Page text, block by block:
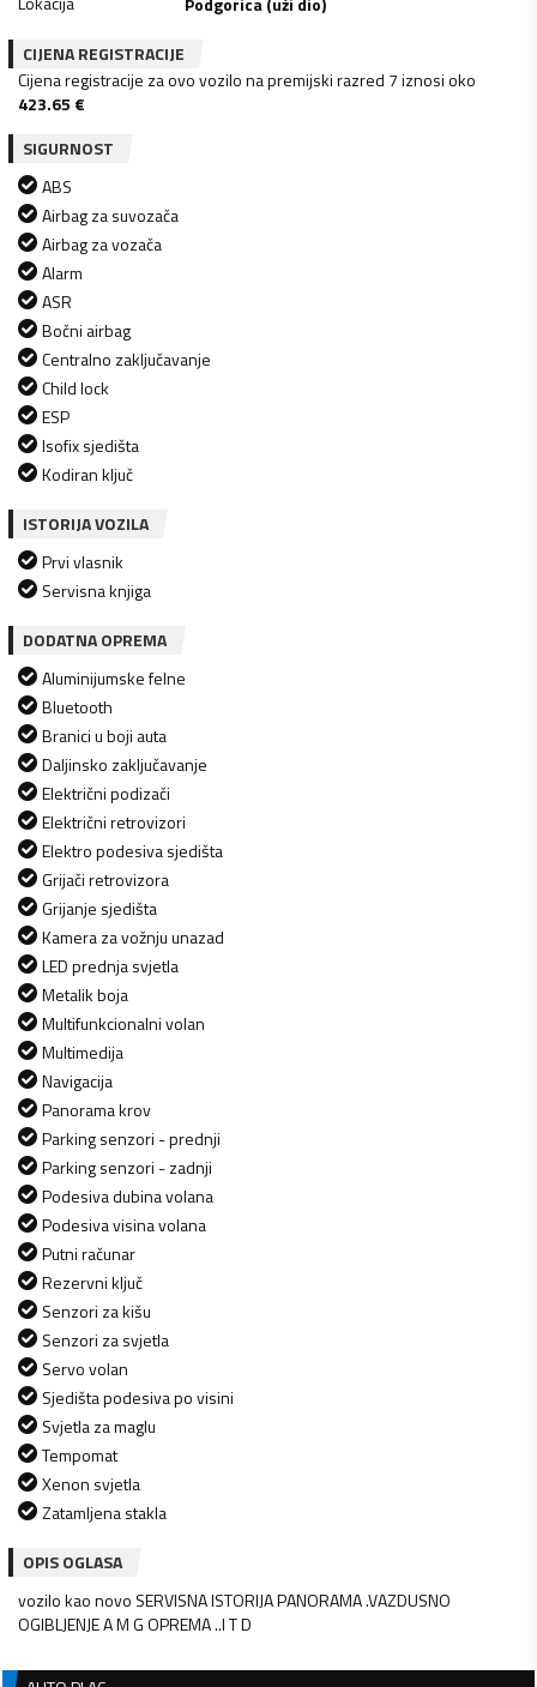
CIJENA REGISTRACIJE
Cijena registracije za ovo vozilo na premijski razred 7 iznosi oko
423.65 €
SIGURNOST
ABS
Airbag za suvozača
Airbag za vozača
Alarm
ASR
Bočni airbag
Centralno zaključavanje
Child lock
ESP
Isofix sjedišta
Kodiran ključ
ISTORIJA VOZILA
Prvi vlasnik
Servisna knjiga
DODATNA OPREMA
Aluminijumske felne
Bluetooth
Branici u boji auta
Daljinsko zaključavanje
Električni podizači
Električni retrovizori
Elektro podesiva sjedišta
Grijači retrovizora
Grijanje sjedišta
Kamera za vožnju unazad
LED prednja svjetla
Metalik boja
Multifunkcionalni volan
Multimedija
Navigacija
Panorama krov
Parking senzori - prednji
Parking senzori - zadnji
Podesiva dubina volana
Podesiva visina volana
Putni računar
Rezervni ključ
Senzori za kišu
Senzori za svjetla
Servo volan
Sjedišta podesiva po visini
Svjetla za maglu
Tempomat
Xenon svjetla
Zatamljena stakla
OPIS OGLASA
vozilo kao novo SERVISNA ISTORIJA PANORAMA .VAZDUSNO
OGIBLJENJE A M G OPREMA ..I T D